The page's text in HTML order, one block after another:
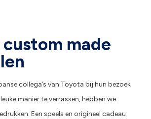
made
collega’s van Toyota bij hun bezoek
manier te verrassen, hebben we
Een speels en origineel cadeau